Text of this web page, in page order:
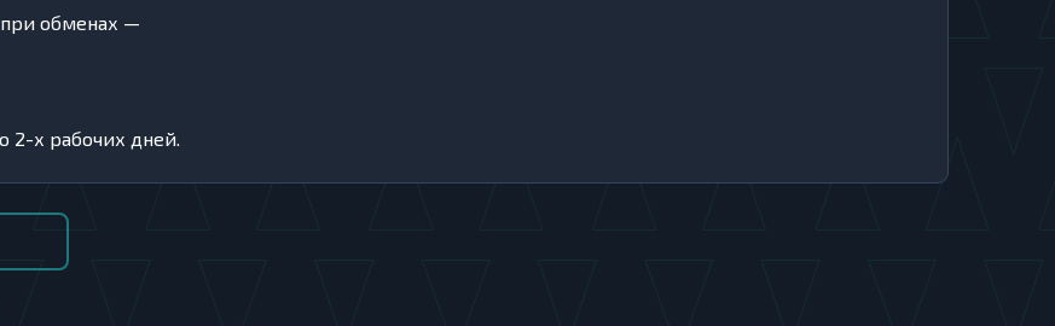
обменах —
2-х рабочих дней.